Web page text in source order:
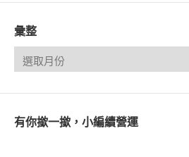
彙整
有你撳一撳，小編續營運